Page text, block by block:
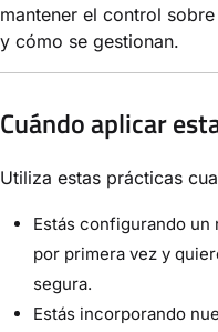
mantener el control
y cómo se gestionan.
Cuándo aplicar
Utiliza estas prácticas
Estás configurando
por primera vez y
segura.
Estás incorporando